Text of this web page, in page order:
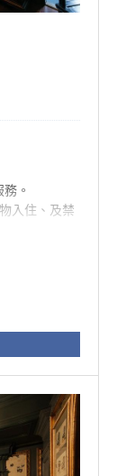
。
入住、及禁
父母有渡假
電話訂房。
敬請見諒。
聯繫並依規
自在、安心